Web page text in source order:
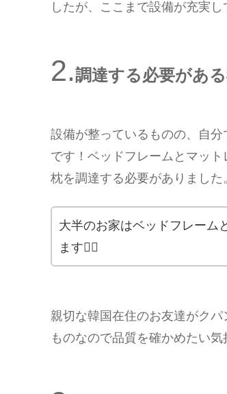
したが、ここまで設備が充実
調達する必要があ
設備が整っているものの、自
です！ベッドフレームとマッ
枕を調達する必要がありました
大半のお家はベッドフレーム
ます💁‍♀️
親切な韓国在住のお友達がク
ものなので品質を確かめたい